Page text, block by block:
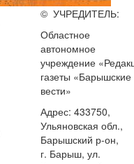
© УЧРЕДИТЕЛЬ:
Областное
автономное
учреждение
газеты «Барышские
вести»
Адрес: 433750,
Ульяновская обл.,
Барышский р-он,
г. Барыш, ул.